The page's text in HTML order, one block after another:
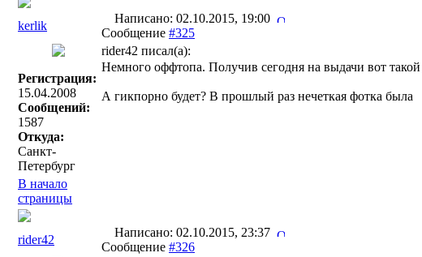
kerlik
Написано: 02.10.2015, 19:00
Сообщение #325
Регистрация:
15.04.2008
Сообщений:
1587
Откуда:
Санкт-
Петербург
rider42 писал(a):
Немного оффтопа. Получив сегодня на выдачи вот такой
А гикпорно будет? В прошлый раз нечеткая фотка была
В начало
страницы
rider42
Написано: 02.10.2015, 23:37
Сообщение #326